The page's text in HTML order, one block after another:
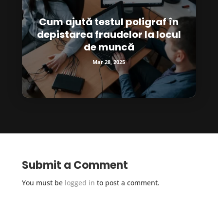
Cum ajută testul poligraf în
depistarea fraudelor la locul
de muncă
Mar 28, 2025
Submit a Comment
You must be logged in to post a comment.